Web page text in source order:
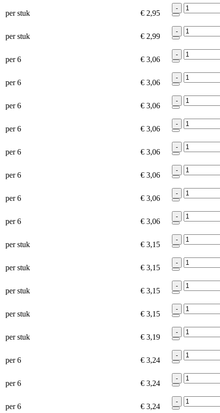
per stuk € 2,95
-
per stuk € 2,99
-
per 6 € 3,06
-
per 6 € 3,06
-
per 6 € 3,06
-
per 6 € 3,06
-
per 6 € 3,06
-
per 6 € 3,06
-
per 6 € 3,06
-
per 6 € 3,06
-
per stuk € 3,15
-
per stuk € 3,15
-
per stuk € 3,15
-
per stuk € 3,15
-
per stuk € 3,19
-
per 6 € 3,24
-
per 6 € 3,24
-
per 6 € 3,24
-